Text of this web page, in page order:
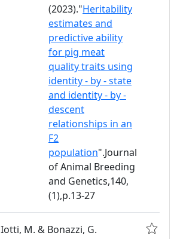
(2023)."Heritability
estimates and
predictive ability
for pig meat
quality traits using
identity - by - state
and identity - by -
descent
relationships in an
F2
population".Journal
of Animal Breeding
and Genetics,140,
(1),p.13-27
Iotti, M. & Bonazzi, G.